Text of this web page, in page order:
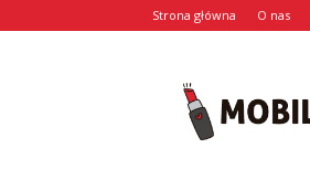
Strona główna O nas